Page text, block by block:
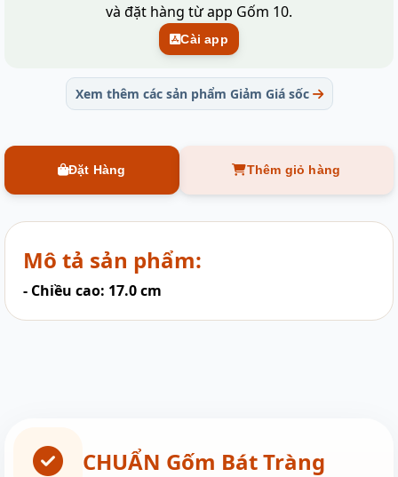
và đặt hàng từ app Gốm 10.
Cài app
Xem thêm các sản phẩm Giảm Giá sốc
Đặt Hàng Thêm giỏ hàng
Mô tả sản phẩm:
- Chiều cao: 17.0 cm
CHUẨN Gốm Bát Tràng